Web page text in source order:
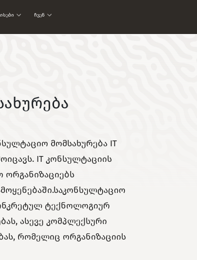
Ჩვენ
მომსახურება IT
IT კონსულტაციის
ორგანიზაციებს
ტექნოლოგიურ
ასევე კომპლექსური
რომელიც ორგანიზაციის